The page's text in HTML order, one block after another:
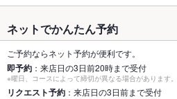
す。)
最大宴会収
20人(通常宴会（個室）で最
個室 あり ：椅子テーブル席のお座
ネットでかんたん予約
ご予約ならネット予約が便利です。
即予約 ：来店日の3日前20時まで受付
※曜日、コースによって締切が異なる場合があります。
リクエスト予約 ：来店日の3日前まで受付